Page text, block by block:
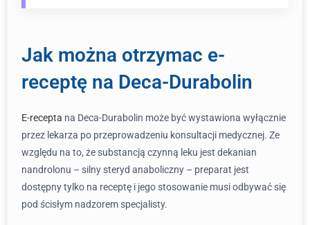
Jak można otrzymac e-
receptę na Deca-Durabolin
E-recepta na Deca-Durabolin może być wystawiona wyłącznie
przez lekarza po przeprowadzeniu konsultacji medycznej. Ze
względu na to, że substancją czynną leku jest dekanian
nandrolonu – silny steryd anaboliczny – preparat jest
dostępny tylko na receptę i jego stosowanie musi odbywać się
pod ścisłym nadzorem specjalisty.